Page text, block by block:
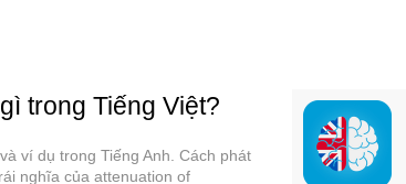
trong Tiếng Việt?
ví dụ trong Tiếng Anh. Cách phát
nghĩa của attenuation of